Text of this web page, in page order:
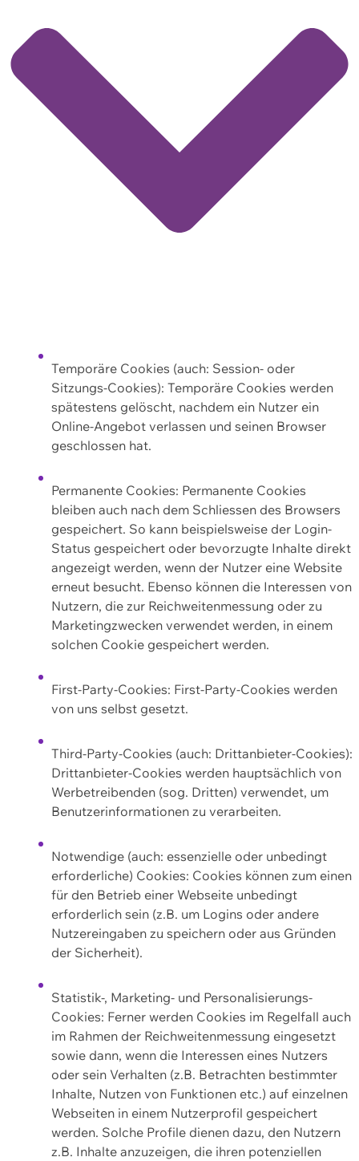
Temporäre Cookies (auch: Session- oder
Sitzungs-Cookies): Temporäre Cookies werden
spätestens gelöscht, nachdem ein Nutzer ein
Online-Angebot verlassen und seinen Browser
geschlossen hat.
Permanente Cookies: Permanente Cookies
bleiben auch nach dem Schliessen des Browsers
gespeichert. So kann beispielsweise der Login-
Status gespeichert oder bevorzugte Inhalte direkt
angezeigt werden, wenn der Nutzer eine Website
erneut besucht. Ebenso können die Interessen von
Nutzern, die zur Reichweitenmessung oder zu
Marketingzwecken verwendet werden, in einem
solchen Cookie gespeichert werden.
First-Party-Cookies: First-Party-Cookies werden
von uns selbst gesetzt.
Third-Party-Cookies (auch: Drittanbieter-Cookies):
Drittanbieter-Cookies werden hauptsächlich von
Werbetreibenden (sog. Dritten) verwendet, um
Benutzerinformationen zu verarbeiten.
Notwendige (auch: essenzielle oder unbedingt
erforderliche) Cookies: Cookies können zum einen
für den Betrieb einer Webseite unbedingt
erforderlich sein (z.B. um Logins oder andere
Nutzereingaben zu speichern oder aus Gründen
der Sicherheit).
Statistik-, Marketing- und Personalisierungs-
Cookies: Ferner werden Cookies im Regelfall auch
im Rahmen der Reichweitenmessung eingesetzt
sowie dann, wenn die Interessen eines Nutzers
oder sein Verhalten (z.B. Betrachten bestimmter
Inhalte, Nutzen von Funktionen etc.) auf einzelnen
Webseiten in einem Nutzerprofil gespeichert
werden. Solche Profile dienen dazu, den Nutzern
z.B. Inhalte anzuzeigen, die ihren potenziellen